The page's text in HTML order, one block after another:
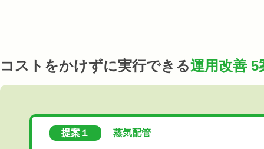
コストをかけずに実行できる運用改善 5
提案１ 蒸気配管